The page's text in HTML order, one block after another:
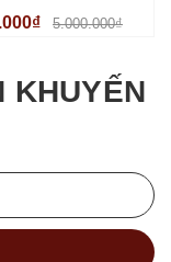
42mm
5.000.000₫
KHUYẾN